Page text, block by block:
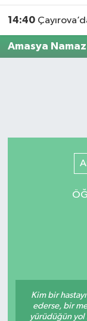
14:40
Amasya
Kim bir
ederse, bir
yürüdüğün yol
DİLOVASI
KÖRFEZ
Süper Lig
Tüm